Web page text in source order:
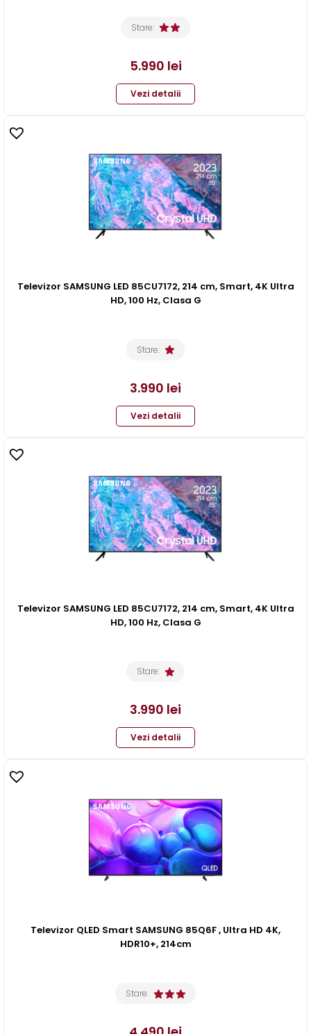
Stare:
5.990 lei
Vezi detalii
Televizor SAMSUNG LED 85CU7172, 214 cm, Smart, 4K Ultra
HD, 100 Hz, Clasa G
Stare:
3.990 lei
Vezi detalii
Televizor SAMSUNG LED 85CU7172, 214 cm, Smart, 4K Ultra
HD, 100 Hz, Clasa G
Stare:
3.990 lei
Vezi detalii
Televizor QLED Smart SAMSUNG 85Q6F , Ultra HD 4K,
HDR10+, 214cm
Stare: